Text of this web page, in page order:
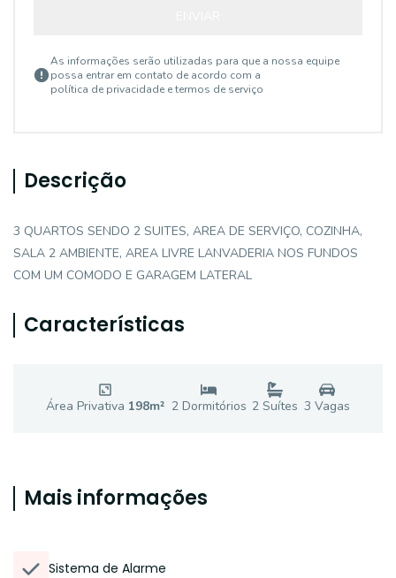
As informações serão utilizadas para que a nossa equipe
possa entrar em contato de acordo com a
política de privacidade e termos de serviço
Descrição
3 QUARTOS SENDO 2 SUITES, AREA DE SERVIÇO, COZINHA,
SALA 2 AMBIENTE, AREA LIVRE LANVADERIA NOS FUNDOS
COM UM COMODO E GARAGEM LATERAL
Características
Área Privativa 198m² 2Dormitórios 2 Suítes 3 Vagas
Mais informações
Sistema de Alarme